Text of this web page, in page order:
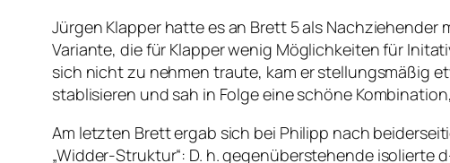
Jürgen Klapper hatte es an Brett 5 als
Variante, die für Klapper wenig Möglichkeiten für
sich nicht zu nehmen traute, kam er stellungsmäßig
stablisieren und sah in Folge eine schöne
Am letzten Brett ergab sich bei Philipp nach
„Widder-Struktur“: D. h. gegenüberstehende